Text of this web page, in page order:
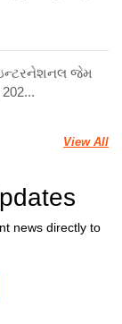
ઇન્ટરનેશનલ જેમ
View All
news directly to